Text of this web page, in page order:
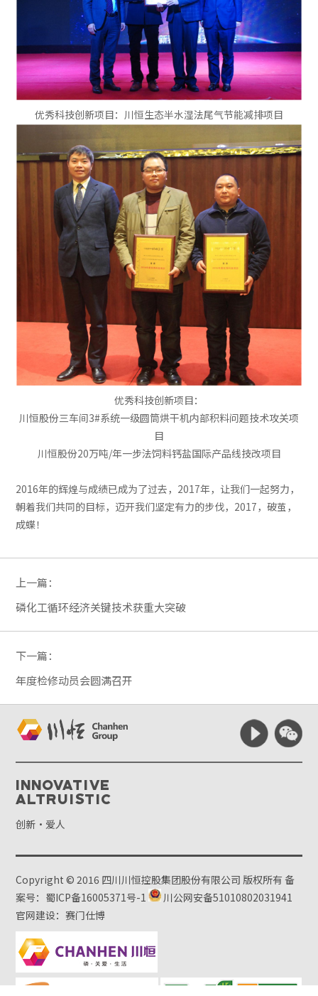
优秀科技创新项目：川恒生态半水湿法尾气节能减排项目
优秀科技创新项目：
川恒股份三车间3#系统一级圆筒烘干机内部积料问题技术攻关项
目
川恒股份20万吨/年一步法饲料钙盐国际产品线技改项目
2016年的辉煌与成绩已成为了过去，2017年，让我们一起努力，
朝着我们共同的目标，迈开我们坚定有力的步伐，2017，破茧，
成蝶！
上一篇：
磷化工循环经济关键技术获重大突破
下一篇：
年度检修动员会圆满召开
Innovative
Altruistic
创新·爱人
Copyright © 2016 四川川恒控股集团股份有限公司 版权所有备
案号：蜀ICP备16005371号-1
川公网安备51010802031941
官网建设：赛门仕博